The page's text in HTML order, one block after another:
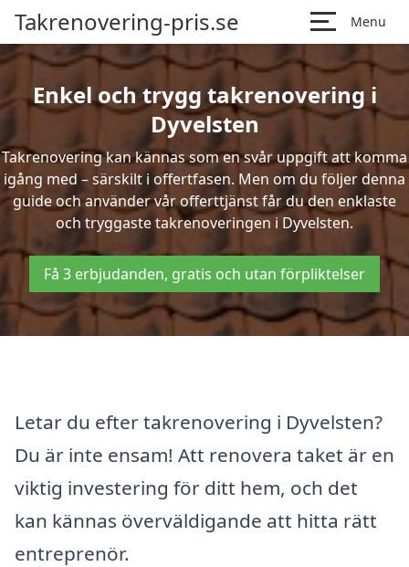
Takrenovering-pris.se Menu
Enkel och trygg takrenovering i
Dyvelsten
Takrenovering kan kännas som en svår uppgift att komma
igång med – särskilt i offertfasen. Men om du följer denna
guide och använder vår offerttjänst får du den enklaste
och tryggaste takrenoveringen i Dyvelsten.
Få 3 erbjudanden, gratis och utan förpliktelser
Letar du efter takrenovering i Dyvelsten?
Du är inte ensam! Att renovera taket är en
viktig investering för ditt hem, och det
kan kännas överväldigande att hitta rätt
entreprenör.